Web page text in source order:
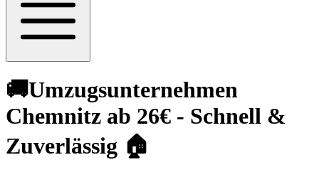
🚚Umzugsunternehmen
Chemnitz ab 26€ - Schnell &
Zuverlässig 🏠